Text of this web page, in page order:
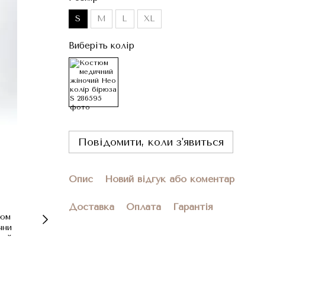
S M L XL
Виберіть колір
Повідомити, коли з'явиться
Опис Новий відгук або коментар
Доставка Оплата Гарантія